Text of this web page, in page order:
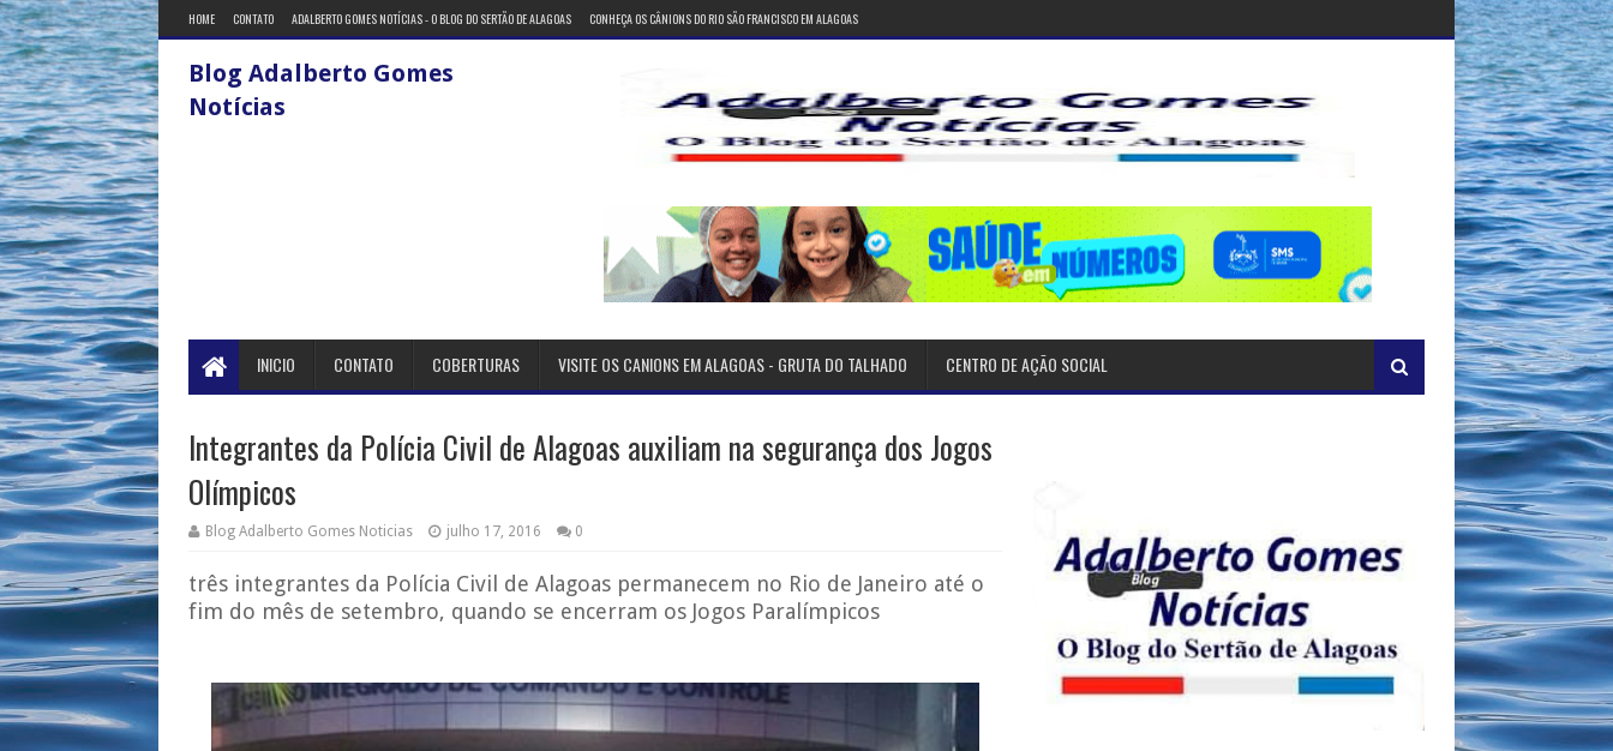
HOME CONTATO ADALBERTO GOMES NOTÍCIAS - O BLOG DO SERTÃO DE ALAGOAS CONHEÇA OS CÂNIONS DO RIO SÃO FRANCISCO EM ALAGOAS
Blog Adalberto Gomes
Notícias
INICIO CONTATO COBERTURAS VISITE OS CANIONS EM ALAGOAS - GRUTA DO TALHADO CENTRO DE AÇÃO SOCIAL
Integrantes da Polícia Civil de Alagoas auxiliam na segurança dos Jogos
Olímpicos
Blog Adalberto Gomes Noticias julho 17, 2016 0
três integrantes da Polícia Civil de Alagoas permanecem no Rio de Janeiro até o
fim do mês de setembro, quando se encerram os Jogos Paralímpicos